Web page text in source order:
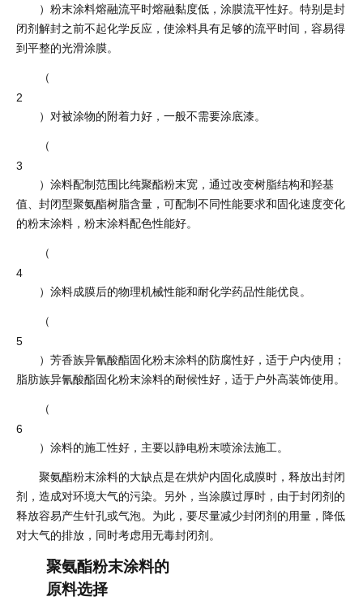
）粉末涂料熔融流平时熔融黏度低，涂膜流平性好。特别是封
闭剂解封之前不起化学反应，使涂料具有足够的流平时间，容易得
到平整的光滑涂膜。
（
2
）对被涂物的附着力好，一般不需要涂底漆。
（
3
）涂料配制范围比纯聚酯粉末宽，通过改变树脂结构和羟基
值、封闭型聚氨酯树脂含量，可配制不同性能要求和固化速度变化
的粉末涂料，粉末涂料配色性能好。
（
4
）涂料成膜后的物理机械性能和耐化学药品性能优良。
（
5
）芳香族异氰酸酯固化粉末涂料的防腐性好，适于户内使用；
脂肪族异氰酸酯固化粉末涂料的耐候性好，适于户外高装饰使用。
（
6
）涂料的施工性好，主要以静电粉末喷涂法施工。
聚氨酯粉末涂料的大缺点是在烘炉内固化成膜时，释放出封闭
剂，造成对环境大气的污染。另外，当涂膜过厚时，由于封闭剂的
释放容易产生针孔或气泡。为此，要尽量减少封闭剂的用量，降低
对大气的排放，同时考虑用无毒封闭剂。
聚氨酯粉末涂料的
原料选择